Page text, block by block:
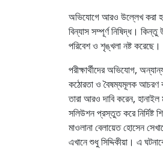
অভিযোগে আরও উল্লেখ করা
বিন্যাস সম্পূর্ণ নিষিদ্ধ। কিন্তু
পরিবেশ ও শৃঙ্খলা নষ্ট করেছে।
পরীক্ষার্থীদের অভিযোগ,
কঠোরতা ও বৈষম্যমূলক আচরণ
তারা আরও দাবি করেন,
সলিউশন প্রস্তুত করে নির্দিষ্ট
মাওলানা বেলায়েত হোসেন
এখানে শুধু সিদ্দিকীয়া। এ